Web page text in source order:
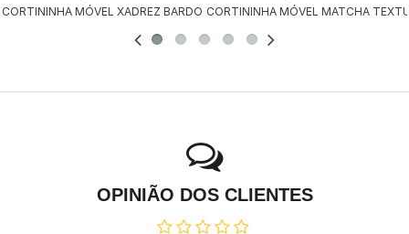
CORTININHA MÓVEL XADREZ BARDOT + CALCINHA CLÁSSICA XADREZ
CORTININHA MÓVEL MATCHA
OPINIÃO DOS CLIENTES